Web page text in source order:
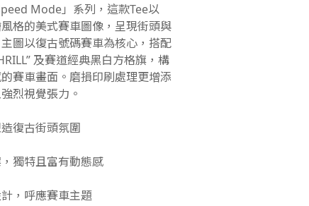
Mode」系列，這款Tee以
格的美式賽車圖像，呈現街頭與
圖以復古號碼賽車為核心，搭配
及賽道經典黑白方格旗，構
賽車畫面。磨損印刷處理更增添
烈視覺張力。
復古街頭氛圍
獨特且富有動態感
，呼應賽車主題